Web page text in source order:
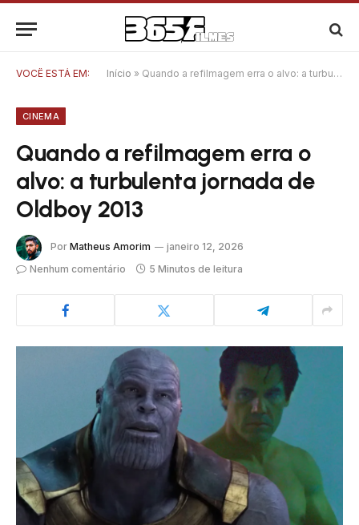
VOCÊ ESTÁ EM: Início » Quando a refilmagem erra o alvo: a turbulenta jornada de Oldboy 2013
CINEMA
Quando a refilmagem erra o
alvo: a turbulenta jornada de
Oldboy 2013
Por Matheus Amorim
janeiro 12, 2026
Nenhum comentário
5 Minutos de leitura